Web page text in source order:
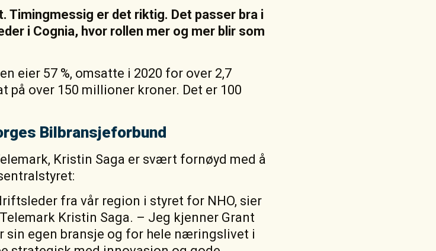
Timingmessig er det riktig. Det passer bra i
i Cognia, hvor rollen mer og mer blir som
eier 57 %, omsatte i 2020 for over 2,7
på over 150 millioner kroner. Det er 100
Bilbransjeforbund
Kristin Saga er svært fornøyd med å
fra vår region i styret for NHO, sier
Kristin Saga. – Jeg kjenner Grant
sin egen bransje og for hele næringslivet i